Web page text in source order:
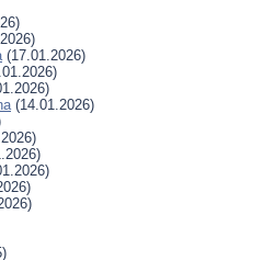
(17.01.2026)
(14.01.2026)